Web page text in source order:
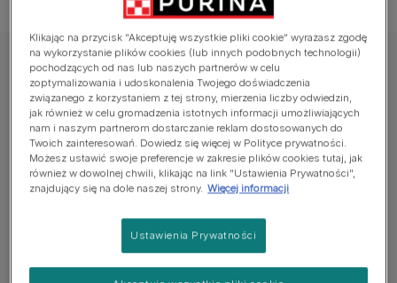
DOG CHOW
Purina DOG CHOW Light Adult z Indykiem
Jeszcze nie dodano głosów
Dostępne rozmiary: 2,5kg 14kg
NATURALNIE DOPASOWANE ŻYWIENIE W 100%
pełnoporcjowa i zbilansowana karma stworzona dla
dorosłych psów. Z wyselekcjonowanymi naturalnymi
Klikając na przycisk “Akceptuję wszystkie pliki cookie” wyrażasz zgodę
na wykorzystanie plików cookies (lub innych podobnych technologii)
pochodzących od nas lub naszych partnerów w celu
zoptymalizowania i udoskonalenia Twojego doświadczenia
związanego z korzystaniem z tej strony, mierzenia liczby odwiedzin,
jak również w celu gromadzenia istotnych informacji umożliwiających
nam i naszym partnerom dostarczanie reklam dostosowanych do
Twoich zainteresowań. Dowiedz się więcej w Polityce prywatności.
Możesz ustawić swoje preferencje w zakresie plików cookies tutaj, jak
również w dowolnej chwili, klikając na link "Ustawienia Prywatności",
znajdujący się na dole naszej strony. Więcej informacji
Ustawienia Prywatności